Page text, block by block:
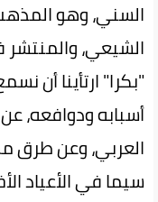
السني، وهو
الشيعي، والمنتشر
"بكرا" ارتأينا أن
أسبابه ودوافعه،
العربي، وعن طرق
سيما في الأعياد